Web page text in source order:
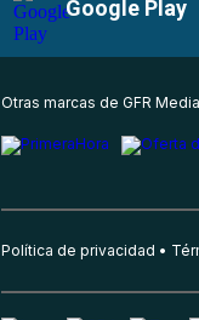
Google Play
Otras marcas de GFR Media
Política de privacidad